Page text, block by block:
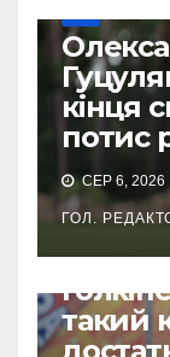
кінця
потис
СЕР 6, 2026
ГОЛ.
УПЛ
такий